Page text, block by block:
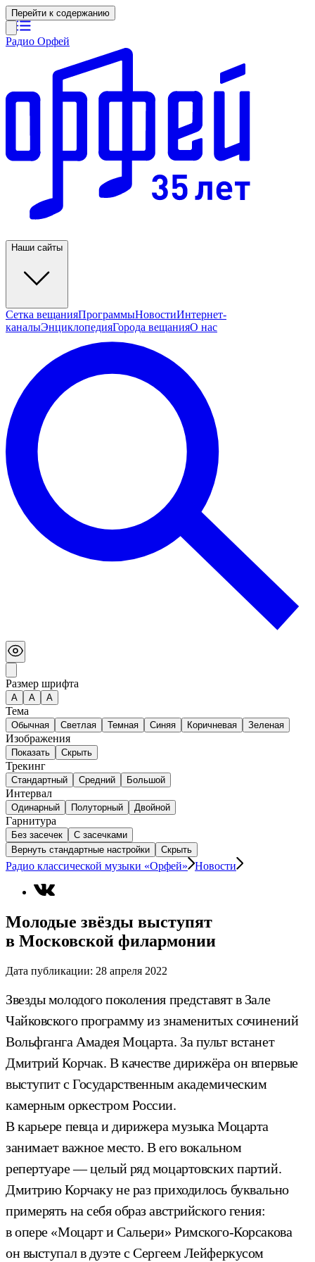
Перейти к содержанию
Радио Орфей
Наши сайты
Сетка вещанияПрограммыНовостиИнтернет-
каналыЭнциклопедияГорода вещанияО нас
Размер шрифта
А A A
Тема
Обычная Светлая Темная Синяя Коричневая Зеленая
Изображения
Показать Скрыть
Трекинг
Стандартный Средний Большой
Интервал
Одинарный Полуторный Двойной
Гарнитура
Без засечек
С засечками
Вернуть стандартные настройки
Скрыть
Радио классической музыки «Орфей» Новости
Молодые звёзды выступят
в Московской филармонии
Дата публикации: 28 апреля 2022
Звезды молодого поколения представят в Зале
Чайковского программу из знаменитых сочинений
Вольфганга Амадея Моцарта. За пульт встанет
Дмитрий Корчак. В качестве дирижёра он впервые
выступит с Государственным академическим
камерным оркестром России.
В карьере певца и дирижера музыка Моцарта
занимает важное место. В его вокальном
репертуаре — целый ряд моцартовских партий.
Дмитрию Корчаку не раз приходилось буквально
примерять на себя образ австрийского гения:
в опере «Моцарт и Сальери» Римского-Корсакова
он выступал в дуэте с Сергеем Лейферкусом